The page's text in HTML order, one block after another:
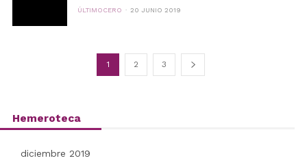
ÚLTIMOCERO 20 JUNIO 2019
1 2 3
Hemeroteca
diciembre 2019